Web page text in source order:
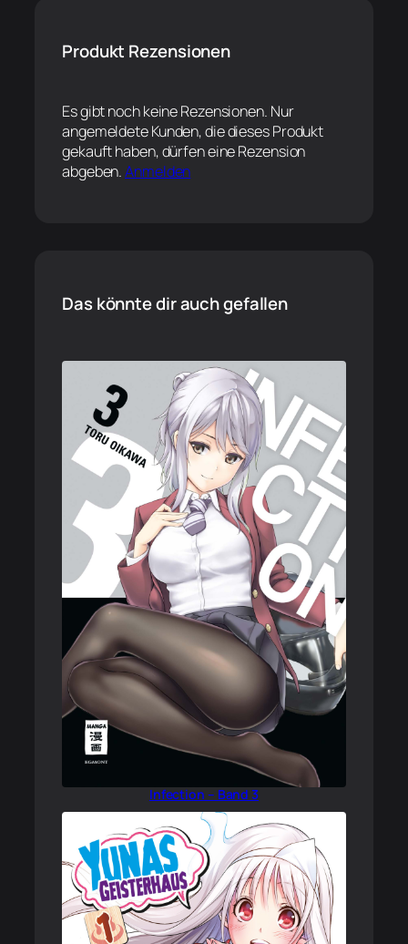
Produkt Rezensionen
Es gibt noch keine Rezensionen. Nur
angemeldete Kunden, die dieses Produkt
gekauft haben, dürfen eine Rezension
abgeben.Anmelden
Das könnte dir auch gefallen
Infection – Band 3